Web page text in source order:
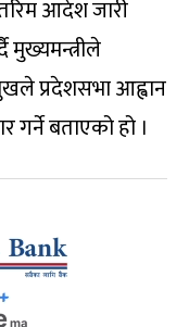
आदेश जारी
मुख्यमन्त्रीले
प्रदेशसभा आह्वान
बताएको हो ।